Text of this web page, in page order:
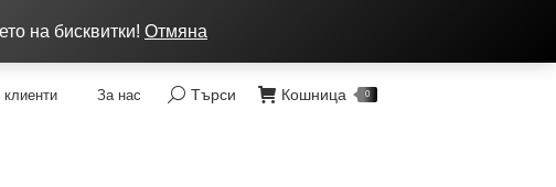
За нас Search:
Търси Кошница 0
на бисквитки! Отмяна